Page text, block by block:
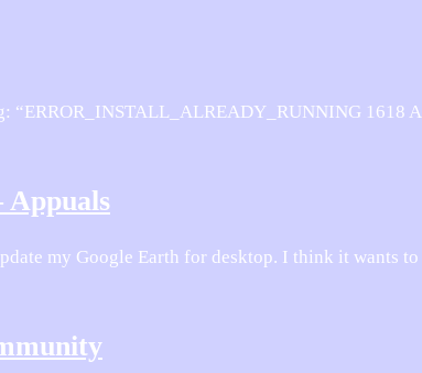
“ERROR_INSTALL_ALREADY_RUNNING 1618
my Google Earth for desktop. I think it wants